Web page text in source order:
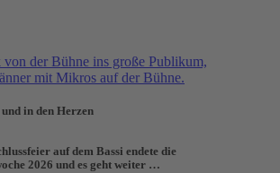
in den Herzen
auf dem Bassi endete die
2026 und es geht weiter …